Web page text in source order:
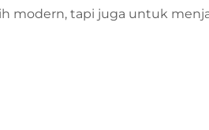
modern, tapi juga untuk